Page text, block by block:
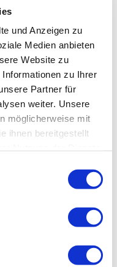
und Anzeigen zu
Medien anbieten
Website zu
zu Ihrer
Partner für
weiter. Unsere
möglicherweise mit
ihnen bereitgestellt
bekommen dann ein für
Vorkosten.
können gesenkt werden
unseren attraktiven
anstelle mehrerer
monatliche Rate,
Unterlagen an uns